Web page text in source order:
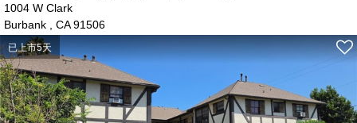
1004 W Clark
Burbank , CA 91506
已上市5天